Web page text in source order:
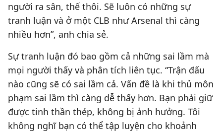
người ra sân, thế thôi. Sẽ luôn có những sự
tranh luận và ở một CLB như Arsenal thì càng
nhiều hơn”, anh chia sẻ.
Sự tranh luận đó bao gồm cả những sai lầm mà
mọi người thấy và phân tích liên tục. “Trận đấu
nào cũng sẽ có sai lầm cả. Vấn đề là khi thủ môn
phạm sai lầm thì càng dễ thấy hơn. Bạn phải giữ
được tinh thần thép, không bị ảnh hưởng. Tôi
không nghĩ bạn có thể tập luyện cho khoảnh